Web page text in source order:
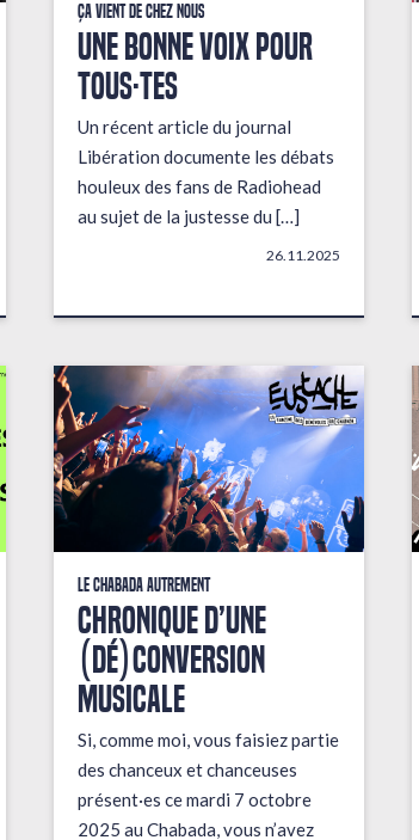
Ça vient de chez nous
UNE BONNE VOIX POUR
TOUS·TES
Un récent article du journal
Libération documente les débats
houleux des fans de Radiohead
au sujet de la justesse du […]
26.11.2025
Le Chabada autrement
Chronique d’une
(dé)conversion
musicale
Si, comme moi, vous faisiez partie
des chanceux et chanceuses
présent·es ce mardi 7 octobre
2025 au Chabada, vous n’avez